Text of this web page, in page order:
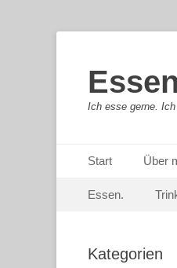
Ich esse gerne.
Primäres
zum
Start Über
Sekundär-
zum
Essen.
Kategorien